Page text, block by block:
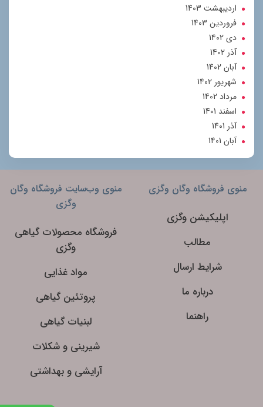
ارديبهشت 1403
فروردین 1403
دی 1402
آذر 1402
آبان 1402
شهریور 1402
مرداد 1402
اسفند 1401
آذر 1401
آبان 1401
منوی فروشگاه وگان وگزی
اپلیکیشن وگزی
مطالب
شرایط ارسال
درباره ما
راهنما
منوی وب‌سایت فروشگاه وگان
وگزی
فروشگاه محصولات گیاهی
وگزی
مواد غذایی
پروتئین گیاهی
لبنیات گیاهی
شیرینی و شکلات
آرایشی و بهداشتی